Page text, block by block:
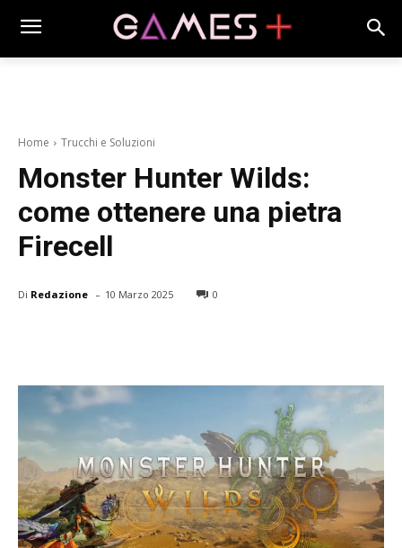
Home Trucchi e Soluzioni
Monster Hunter Wilds:
come ottenere una pietra
Firecell
Di Redazione - 10 Marzo 2025 0